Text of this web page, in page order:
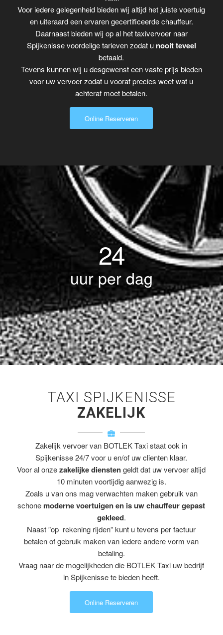
Voor iedere gelegenheid bieden wij altijd het juiste voertuig
en uiteraard een ervaren gecertificeerde chauffeur.
Daarnaast bieden wij op al het taxivervoer naar
Spijkenisse voordelige tarieven zodat u nooit teveel
betaald.
Tevens kunnen wij u desgewenst een vaste prijs bieden
voor uw vervoer zodat u vooraf precies weet wat u
achteraf moet betalen.
Online Reserveren
24
uur per dag
TAXI SPIJKENISSE
ZAKELIJK
Zakelijk vervoer van BOTLEK Taxi staat ook in
Spijkenisse 24/7 voor u en/of uw clienten klaar.
Voor al onzezakelijke dienstengeldt dat uw vervoer altijd
10 minuten voortijdig aanwezig is.
Zoals u van ons mag verwachten maken gebruik van
schone moderne voertuigen en is uw chauffeur gepast
gekleed.
Naast ”op rekening rijden” kunt u tevens per factuur
betalen of gebruik maken van iedere andere vorm van
betaling.
Vraag naar de mogelijkheden die BOTLEK Taxi uw bedrijf
in Spijkenisse te bieden heeft.
Online Reserveren